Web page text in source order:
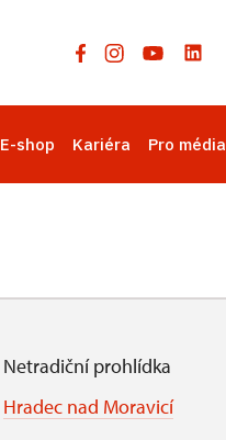
E-shop Kariéra Pro média
Netradiční prohlídka
Hradec nad Moravicí